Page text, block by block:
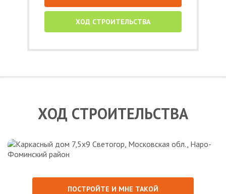
ХОД СТРОИТЕЛЬСТВА
ХОД СТРОИТЕЛЬСТВА
ПОСТРОЙТЕ И МНЕ ТАКОЙ